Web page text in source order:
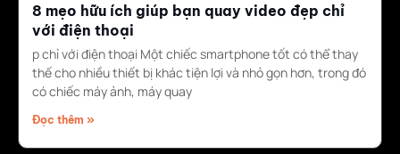
8 mẹo hữu ích giúp bạn quay video đẹp chỉ
với điện thoại
p chỉ với điện thoại Một chiếc smartphone tốt có thể thay
thế cho nhiều thiết bị khác tiện lợi và nhỏ gọn hơn, trong đó
có chiếc máy ảnh, máy quay
Đọc thêm »